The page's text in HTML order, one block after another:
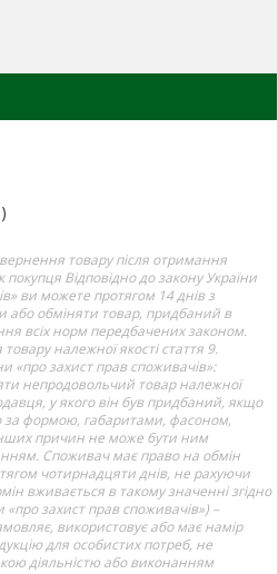
товару після отримання
покупця Відповідно до закону України
ви можете протягом 14 днів з
або обміняти товар, придбаний в
всіх норм передбачених законом.
належної якості стаття 9.
«про захист прав споживачів»:
непродовольчий товар належної
у якого він був придбаний, якщо
за формою, габаритами, фасоном,
причин не може бути ним
Споживач має право на обмін
чотирнадцяти днів, не рахуючи
вживається в такому значенні згідно
«про захист прав споживачів») –
використовує або має намір
для особистих потреб, не
діяльністю або виконанням